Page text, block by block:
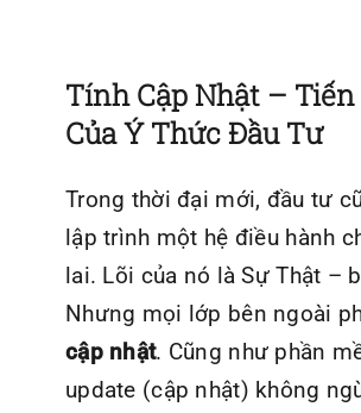
Tính Cập Nhật – Tiến
Của Ý Thức Đầu Tư
Trong thời đại mới, đầu tư
lập trình một hệ điều hành
lai. Lõi của nó là Sự Thật –
Nhưng mọi lớp bên ngoài
cập nhật. Cũng như phần
update (cập nhật) không